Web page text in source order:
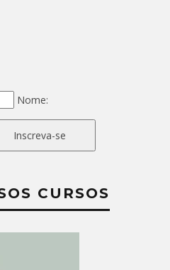
Nome:
Inscreva-se
CURSOS